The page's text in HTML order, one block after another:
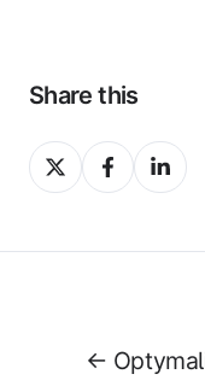
Share this
Share
on
Share
on
Share
on
←